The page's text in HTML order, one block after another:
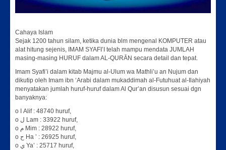
Cahaya Islam
Sejak 1200 tahun silam, ketika dunia blm mengenal KOMPUTER atau
alat hitung sejenis, IMAM SYAFI’I telah mampu mendata JUMLAH
masing-masing HURUF dalam AL-QURĀN secara detail dan tepat.
Imam Syafi’i dalam kitab Majmu al-Ulum wa Mathli’u an Nujum dan
dikutip oleh Imam ibn ‘Arabi dalam mukaddimah al-Futuhuat al-Ilahiyah
menyatakan jumlah huruf-huruf dalam Al Qur’an disusun sesuai dgn
banyaknya:
o ا Alif : 48740 huruf,
o ل Lam : 33922 huruf,
o م Mim : 28922 huruf,
o ح Ha ’ : 26925 huruf,
o ي Ya’ : 25717 huruf,